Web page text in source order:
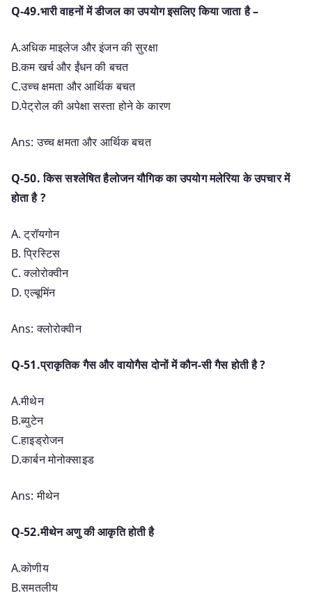
Q-49.भारी वाहनों में डीजल का उपयोग इसलिए किया जाता है –
A.अधिक माइलेज और इंजन की सुरक्षा
B.कम खर्च और ईंधन की बचत
C.उच्च क्षमता और आर्थिक बचत
D.पेट्रोल की अपेक्षा सस्ता होने के कारण
Ans: उच्च क्षमता और आर्थिक बचत
Q-50. किस सश्लेषित हैलोजन यौगिक का उपयोग मलेरिया के उपचार में
होता है ?
A. ट्रॉयगोन
B. प्रिस्टिस
C. क्लोरोक्वीन
D. एल्बूमिंन
Ans: क्लोरोक्वीन
Q-51.प्राकृतिक गैस और वायोगैस दोनों में कौन-सी गैस होती है ?
A.मीथेन
B.ब्युटेन
C.हाइड्रोजन
D.कार्बन मोनोक्साइड
Ans: मीथेन
Q-52.मीथेन अणु की आकृति होती है
A.कोणीय
B.समतलीय